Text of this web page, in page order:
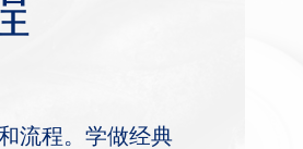
流程。学做经典